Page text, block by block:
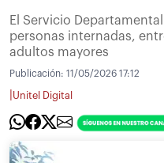
El Servicio
personas internadas,
adultos mayores
Publicación: 11/05/2026 17:12
Unitel Digital